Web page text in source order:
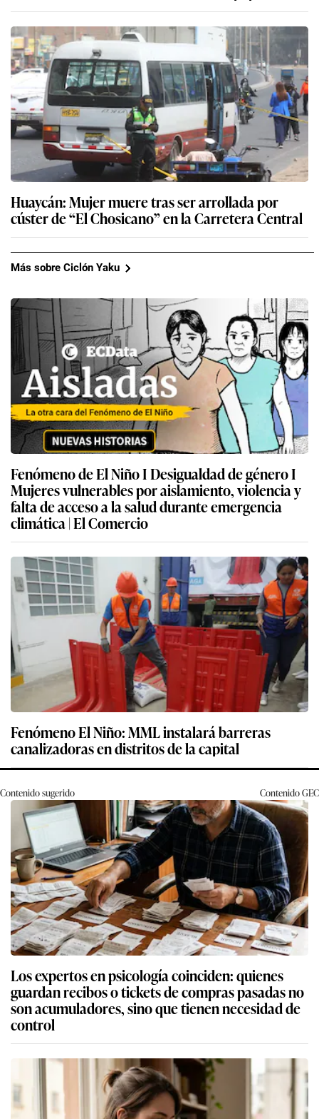
Huaycán: Mujer muere tras ser arrollada por
cúster de “El Chosicano” en la Carretera Central
Más sobre Ciclón Yaku
Fenómeno de El Niño I Desigualdad de género I
Mujeres vulnerables por aislamiento, violencia y
falta de acceso a la salud durante emergencia
climática | El Comercio
Fenómeno El Niño: MML instalará barreras
canalizadoras en distritos de la capital
Contenido sugerido ContenidoGEC
Los expertos en psicología coinciden: quienes
guardan recibos o tickets de compras pasadas no
son acumuladores, sino que tienen necesidad de
control